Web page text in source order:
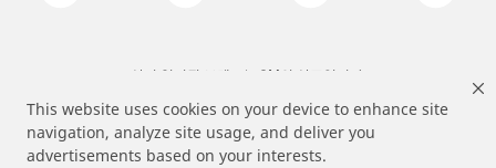
This website uses cookies on your device to enhance site
navigation, analyze site usage, and deliver you
advertisements based on your interests.
상기 열거된 브랜드는 3M의 상표입니다.